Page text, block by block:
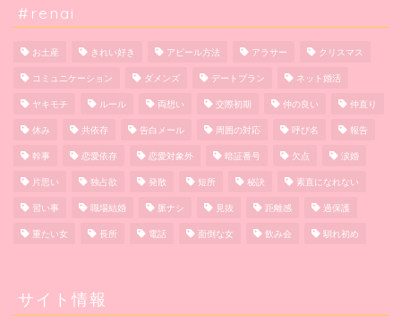
#renai
お土産 きれい好き アピール方法 アラサー クリスマス
コミュニケーション ダメンズ デートプラン ネット婚活
ヤキモチ ルール 両想い 交際初期 仲の良い 仲直り
休み 共依存 告白メール 周囲の対応 呼び名 報告
幹事 恋愛依存 恋愛対象外 暗証番号 欠点 涙婚
片思い 独占欲 発散 短所 秘訣 素直になれない
習い事 職場結婚 脈ナシ 見抜 距離感 過保護
重たい女 長所 電話 面倒な女 飲み会 馴れ初め
サイト情報